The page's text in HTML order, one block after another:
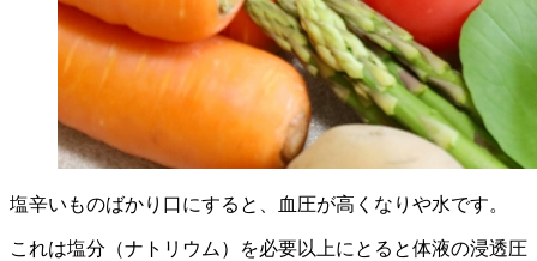
塩辛いものばかり口にすると、血圧が高くなりや水です。
これは塩分（ナトリウム）を必要以上にとると体液の浸透圧